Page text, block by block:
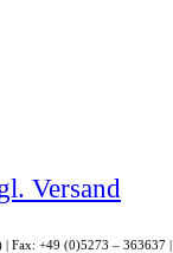
Versand
Fax: +49 (0)5273 – 363637